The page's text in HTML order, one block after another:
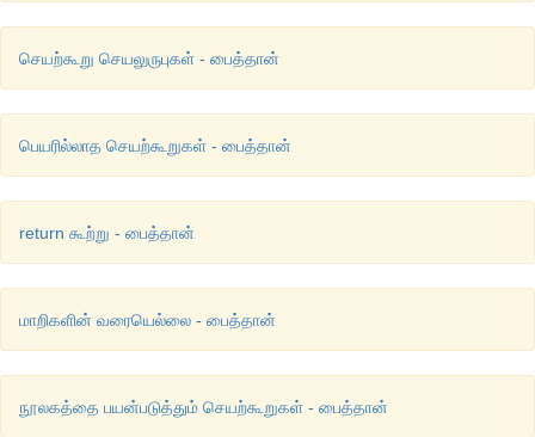
செயற்கூறு செயலுருபுகள் - பைத்தான்
பெயரில்லாத செயற்கூறுகள் - பைத்தான்
return கூற்று - பைத்தான்
மாறிகளின் வரையெல்லை - பைத்தான்
நூலகத்தை பயன்படுத்தும் செயற்கூறுகள் - பைத்தான்